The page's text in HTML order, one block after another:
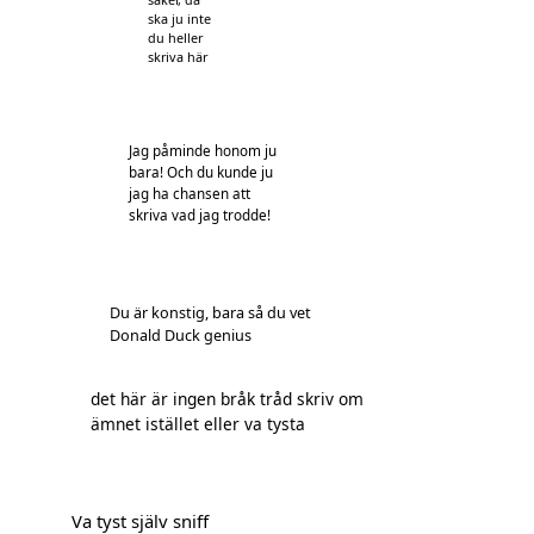
ska ju inte
du heller
skriva här
Jag påminde honom ju
bara! Och du kunde ju
jag ha chansen att
skriva vad jag trodde!
Du är konstig, bara så du vet
Donald Duck genius
det här är ingen bråk tråd skriv om
ämnet istället eller va tysta
Va tyst själv sniff